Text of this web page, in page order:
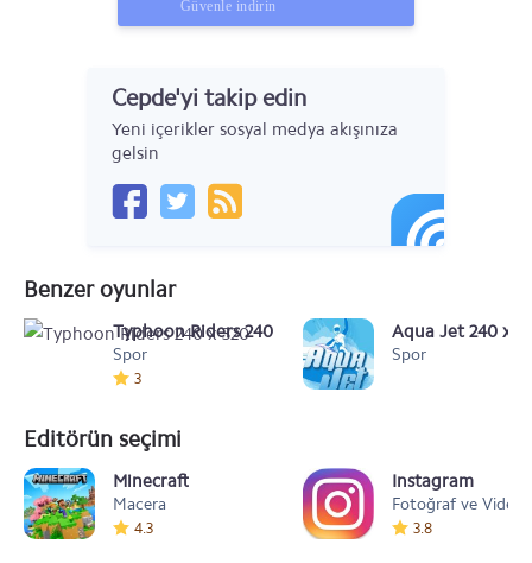
Güvenle indirin
Cepde'yi takip edin
Yeni içerikler sosyal medya akışınıza
gelsin
Benzer oyunlar
Typhoon Riders 240 x 320
Spor
3
Aqua Jet 240 x
Spor
Editörün seçimi
Minecraft
Macera
4.3
Instagram
Fotoğraf ve Video
3.8